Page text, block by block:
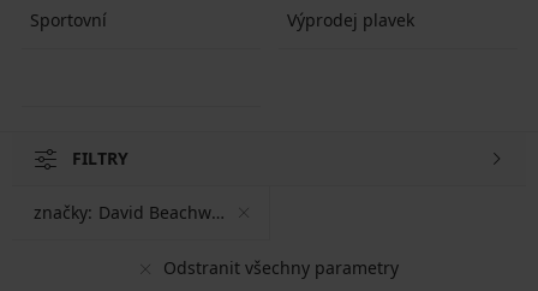
Sportovní Výprodej plavek
FILTRY
Odstranit všechny parametry
značky: David Beachwear